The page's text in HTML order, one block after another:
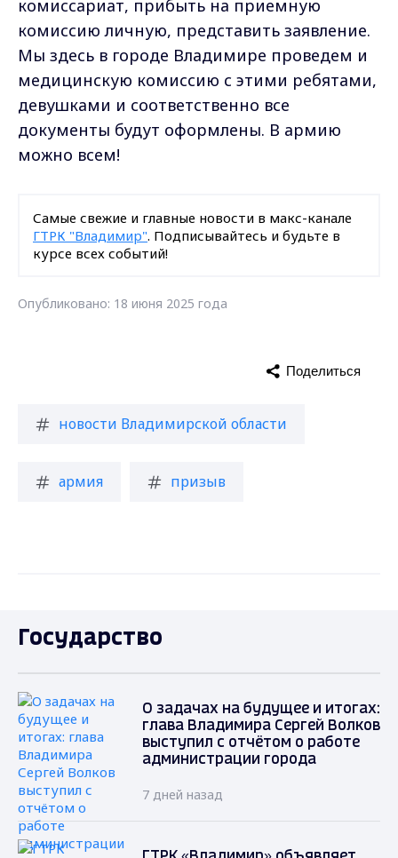
комиссариат, прибыть на приемную
комиссию личную, представить заявление.
Мы здесь в городе Владимире проведем и
медицинскую комиссию с этими ребятами,
девушками и соответственно все
документы будут оформлены. В армию
можно всем!
Самые свежие и главные новости в макс-канале
ГТРК "Владимир". Подписывайтесь и будьте в
курсе всех событий!
Опубликовано: 18 июня 2025 года
новости Владимирской области
армия призыв
Поделиться
Государство
О задачах на будущее и итогах:
глава Владимира Сергей Волков
выступил с отчётом о работе
администрации города
7 дней назад